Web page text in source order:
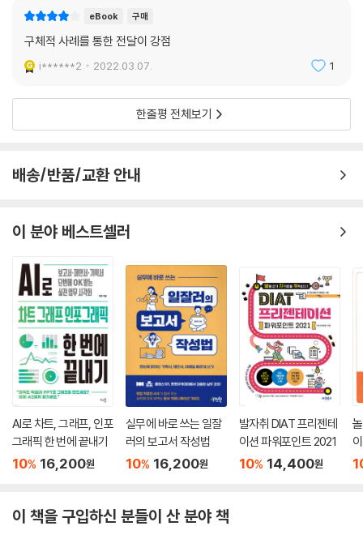
07 보고서의 시각적 구성 요소 ② 표
-표: 표에 질서를 부여하라
-표: 중요 항목을 강조하라
-표: 색상을 적게 써라
08 보고서의 시각적 구성 요소 ③ 차트
-차트: 보고 상황에 따라 간결하게 만들어라
[무작정 따라하기] 차트의 눈금선 삭제하기
-이미지: 가득찬 이미지는 말보다 강하다
-이미지: 화면을 삼등분해 구성 요소를 배치하라
[무작정 따라하기] 삼분할선 그리기
[무작정 따라하기] 어두운 배경에 맞게 로고 이미지 밝기 조절하기
10 보고서의 시각적 구성 요소 ⑤ 아이콘과 여백
-아이콘: 시선의 구심점 역할을 아이콘
-여백: 여백으로 시선을 움직이게 하라
11 문서형 보고서를 프레젠테이션 보고서로 만들자
12 실제 사례 보고서 Before & After
찾아보기
eBook 구매
구체적 사례를 통한 전달이 강점
i******2 2022.03.07. 1
한줄평 전체보기
배송/반품/교환 안내
이 분야 베스트셀러
AI로 차트, 그래프, 인포
그래픽 한 번에 끝내기
10% 16,200원
실무에 바로 쓰는 일잘
러의 보고서 작성법
10% 16,200원
발자취 DIAT 프리젠테
이션 파워포인트 2021
10% 14,400원
이 책을 구입하신 분들이 산 분야 책